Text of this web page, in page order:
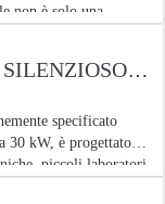
non è solo una
GRUPPO GENERATORE DIESEL SILENZIOSO DA 37,5 KVA
specificato
30 kW, è progettato
piccoli laboratori,